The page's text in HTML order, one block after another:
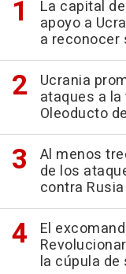
La capital
apoyo a
a reconocer
Ucrania
ataques a
Oleoducto
Al menos
de los
contra Rusia
El
la cúpula de